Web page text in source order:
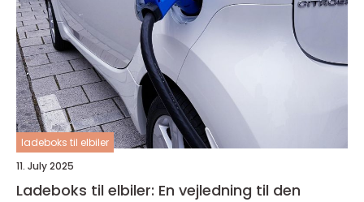
ladeboks til elbiler
11. July 2025
Ladeboks til elbiler: En vejledning til den